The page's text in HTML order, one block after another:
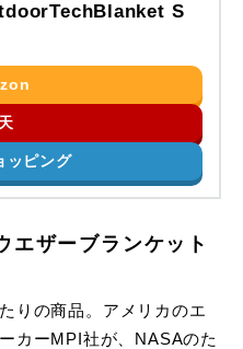
S
ッピング
ザーブランケット
りの商品。アメリカのエ
カーMPI社が、NASAのた